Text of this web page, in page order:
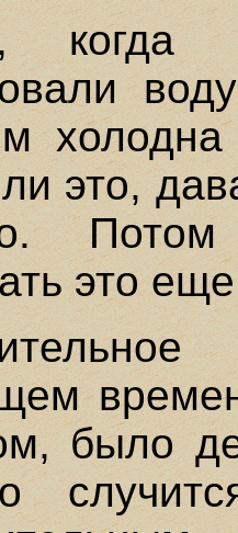
это,
это
было